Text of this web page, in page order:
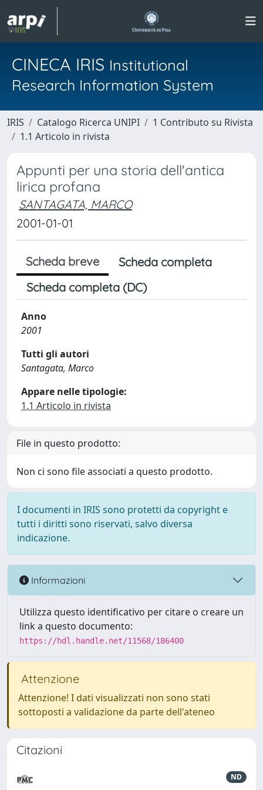
CINECA IRIS Institutional
Research Information System
IRIS Catalogo Ricerca UNIPI
1 Contributo su Rivista
1.1 Articolo in rivista
Appunti per una storia dell'antica
lirica profana
SANTAGATA, MARCO
2001-01-01
Scheda breve
Scheda completa
Scheda completa (DC)
Anno
2001
Tutti gli autori
Santagata, Marco
Appare nelle tipologie:
1.1 Articolo in rivista
File in questo prodotto:
Non ci sono file associati a questo prodotto.
I documenti in IRIS sono protetti da copyright e
tutti i diritti sono riservati, salvo diversa
indicazione.
Informazioni
Utilizza questo identificativo per citare o creare un
link a questo documento:
https://hdl.handle.net/11568/186400
Attenzione
Attenzione! I dati visualizzati non sono stati
sottoposti a validazione da parte dell'ateneo
Citazioni
ND